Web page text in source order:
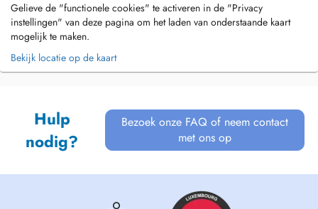
Gelieve de "functionele cookies" te activeren in de "Privacy
instellingen" van deze pagina om het laden van onderstaande kaart
mogelijk te maken.
Bekijk locatie op de kaart
Hulp
nodig?
Bezoek onze FAQ of neem contact
met ons op